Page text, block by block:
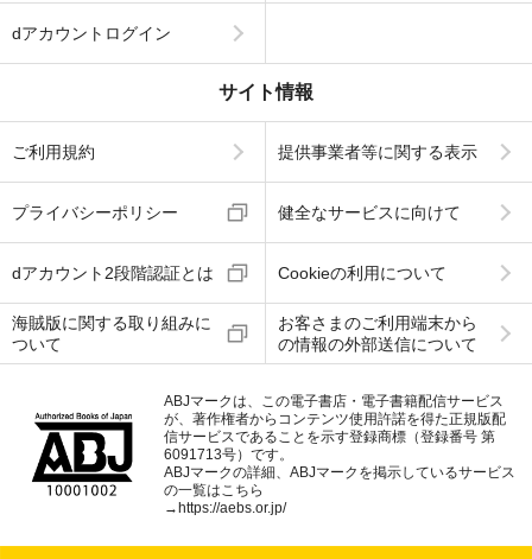
dアカウントログイン
サイト情報
ご利用規約 提供事業者等に関する表示
プライバシーポリシー 健全なサービスに向けて
dアカウント2段階認証とは Cookieの利用について
海賊版に関する取り組みに
ついて
お客さまのご利用端末から
の情報の外部送信について
ABJマークは、この電子書店・電子書籍配信サービス
が、著作権者からコンテンツ使用許諾を得た正規版配
信サービスであることを示す登録商標（登録番号 第
6091713号）です。
ABJマークの詳細、ABJマークを掲示しているサービス
の一覧はこちら
→https://aebs.or.jp/